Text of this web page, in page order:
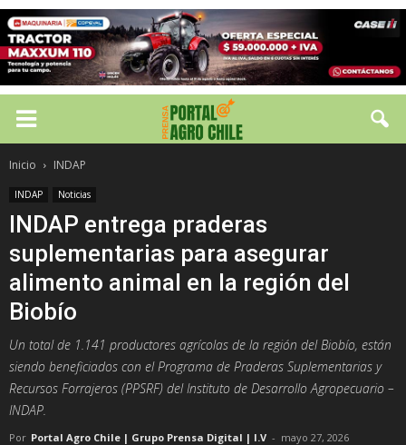
Inicio INDAP
INDAP Noticias
INDAP entrega praderas
suplementarias para asegurar
alimento animal en la región del
Biobío
Un total de 1.141 productores agrícolas de la región del Biobío, están
siendo beneficiados con el Programa de Praderas Suplementarias y
Recursos Forrajeros (PPSRF) del Instituto de Desarrollo Agropecuario –
INDAP.
Por Portal Agro Chile | Grupo Prensa Digital | I.V - mayo 27, 2026